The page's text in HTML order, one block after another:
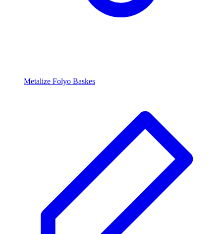
Metalize Folyo Baskes